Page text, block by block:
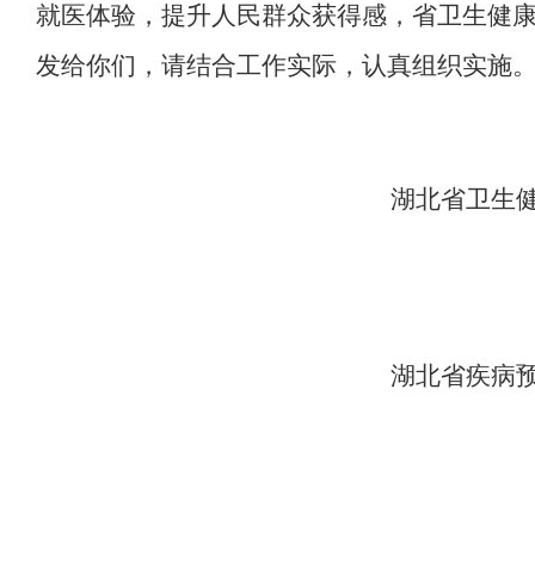
就医体验，提升人民群众获得感，省卫生健
发给你们，请结合工作实际，认真组织实施
湖北省卫生健
湖北省疾病预